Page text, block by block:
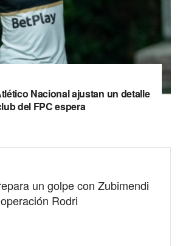
Nacional ajustan un detalle
del FPC espera
un golpe con Zubimendi
Rodri